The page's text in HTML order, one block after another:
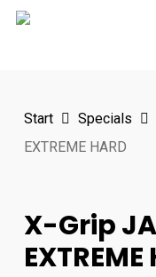
Skip
Start Specials
EXTREME HARD
X-Grip
EXTREME